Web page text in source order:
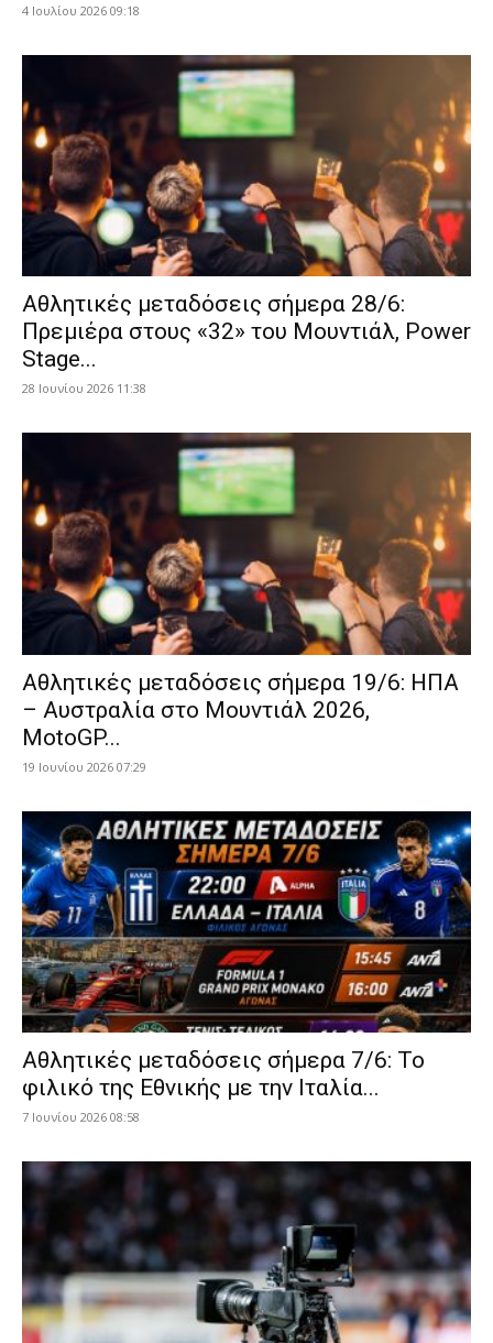
4 Ιουλίου 2026 09:18
Αθλητικές μεταδόσεις σήμερα 28/6:
Πρεμιέρα στους «32» του Μουντιάλ, Power
Stage...
28 Ιουνίου 2026 11:38
Αθλητικές μεταδόσεις σήμερα 19/6: ΗΠΑ
– Αυστραλία στο Μουντιάλ 2026,
MotoGP...
19 Ιουνίου 2026 07:29
Αθλητικές μεταδόσεις σήμερα 7/6: Το
φιλικό της Εθνικής με την Ιταλία...
7 Ιουνίου 2026 08:58